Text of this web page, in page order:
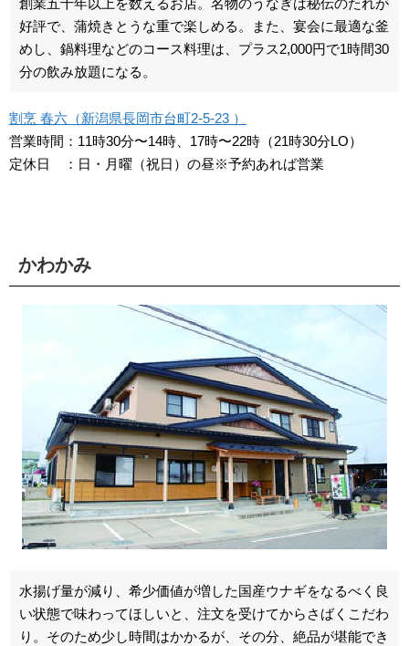
創業五十年以上を数えるお店。名物のうなぎは秘伝のたれが
好評で、蒲焼きとうな重で楽しめる。また、宴会に最適な釜
めし、鍋料理などのコース料理は、プラス2,000円で1時間30
分の飲み放題になる。
割烹 春六（新潟県長岡市台町2-5-23 ）
営業時間：11時30分〜14時、17時〜22時（21時30分LO）
定休日 ：日・月曜（祝日）の昼※予約あれば営業
かわかみ
水揚げ量が減り、希少価値が増した国産ウナギをなるべく良
い状態で味わってほしいと、注文を受けてからさばくこだわ
り。そのため少し時間はかかるが、その分、絶品が堪能でき